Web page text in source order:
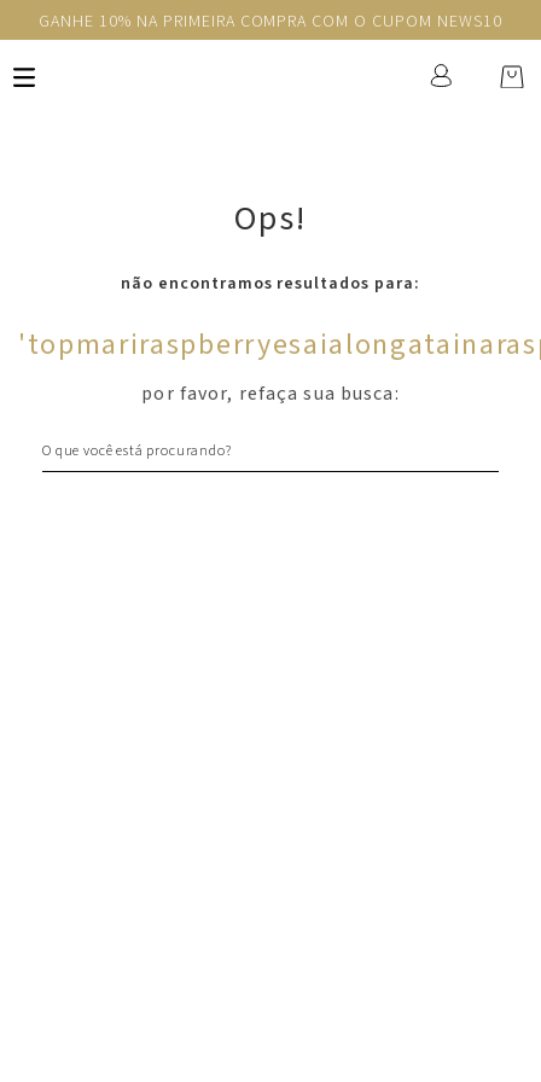
GANHE 10% NA PRIMEIRA COMPRA COM O CUPOM NEWS10
Ops!
não encontramos resultados para:
'
por favor, refaça sua busca: